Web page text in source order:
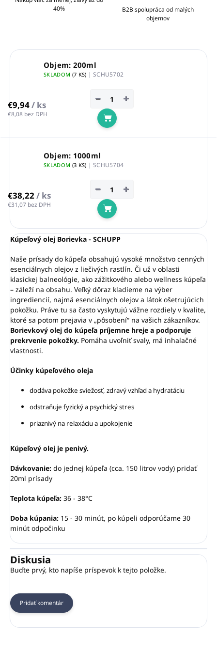
40%
B2B spolupráca od malých
objemov
Objem: 200ml
SKLADOM (7 KS) | SCHU5702
€9,94/ ks
€8,08 bez DPH
+
−
Do košíka
Objem: 1000ml
SKLADOM (3 KS) | SCHU5704
€38,22/ ks
€31,07 bez DPH
+
−
Do košíka
Kúpeľový olej Borievka - SCHUPP
Naše prísady do kúpeľa obsahujú vysoké množstvo cenných
esenciálnych olejov z liečivých rastlín. Či už v oblasti
klasickej balneológie, ako zážitkového alebo wellness kúpeľa
– záleží na obsahu. Veľký dôraz kladieme na výber
ingrediencií, najmä esenciálnych olejov a látok ošetrujúcich
pokožku. Práve tu sa často vyskytujú vážne rozdiely v kvalite,
ktoré sa potom prejavia v „pôsobení“ na vašich zákazníkov.
Borievkový olej do kúpeľa príjemne hreje a podporuje
prekrvenie pokožky. Pomáha uvoľniť svaly, má inhalačné
vlastnosti.
Účinky kúpeľového oleja
dodáva pokožke sviežosť, zdravý vzhľad a hydratáciu
odstraňuje fyzický a psychický stres
priaznivý na relaxáciu a upokojenie
Kúpeľový olej je penivý.
Dávkovanie: do jednej kúpeľa (cca. 150 litrov vody) pridať
20ml prísady
Teplota kúpeľa: 36 - 38°C
Doba kúpania: 15 - 30 minút, po kúpeli odporúčame 30
minút odpočinku
Diskusia
Buďte prvý, kto napíše príspevok k tejto položke.
Pridať komentár